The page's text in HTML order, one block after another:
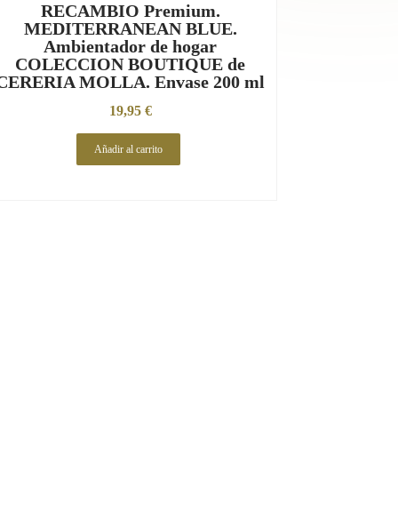
RECAMBIO Premium.
MEDITERRANEAN BLUE.
Ambientador de hogar
COLECCION BOUTIQUE de
MOLLA. Envase 200 ml
19,95 €
Añadir al carrito